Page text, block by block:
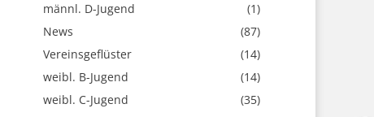
männl. D-Jugend
(1)
News
(87)
Vereinsgeflüster
(14)
weibl. B-Jugend
(14)
weibl. C-Jugend
(35)